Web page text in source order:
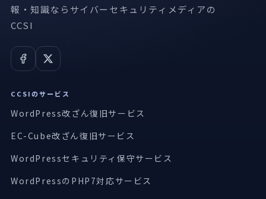
報・知識ならサイバーセキュリティメディアの
CCSI
CCSIのサービス
WordPress改ざん復旧サービス
EC-Cube改ざん復旧サービス
WordPressセキュリティ保守サービス
WordPressのPHP7対応サービス